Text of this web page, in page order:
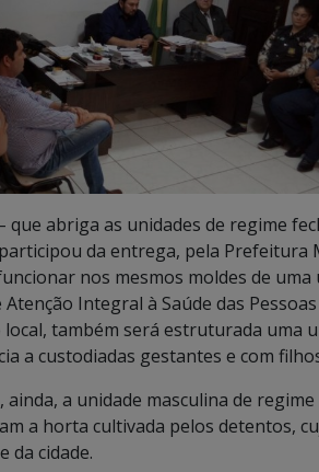
abriga as unidades de regime
da entrega, pela Prefeitura
nos mesmos moldes de uma
Integral à Saúde das
local, também será estruturada uma
a custodiadas gestantes e com
a unidade masculina de
a horta cultivada pelos detentos,
da cidade.